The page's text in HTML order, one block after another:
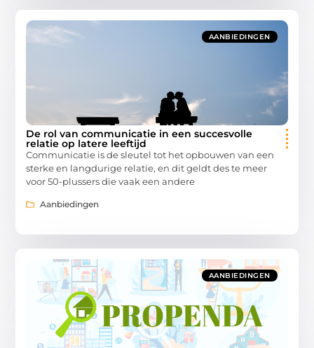
AANBIEDINGEN
De rol van communicatie in een succesvolle
relatie op latere leeftijd
Communicatie is de sleutel tot het opbouwen van een
sterke en langdurige relatie, en dit geldt des te meer
voor 50-plussers die vaak een andere
Aanbiedingen
AANBIEDINGEN